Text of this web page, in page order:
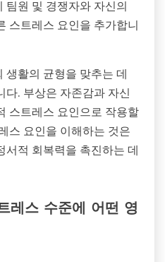
팀원 및 경쟁자와 자신의
스트레스 요인을 추가합니
생활의 균형을 맞추는 데
다. 부상은 자존감과 자신
스트레스 요인으로 작용할
스 요인을 이해하는 것은
서적 회복력을 촉진하는 데
레스 수준에 어떤 영